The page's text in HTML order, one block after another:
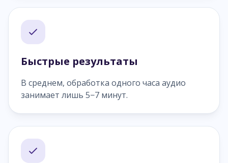
Быстрые результаты
В среднем, обработка одного часа аудио
занимает лишь 5−7 минут.